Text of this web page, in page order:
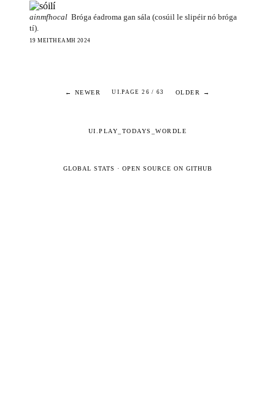
ainmfhocal Bróga éadroma gan sála (cosúil le slipéir nó bróga
tí).
19 MEITHEAMH 2024
← NEWER UI.PAGE 26 / 63 OLDER →
UI.PLAY_TODAYS_WORDLE
GLOBAL STATS · OPEN SOURCE ON GITHUB